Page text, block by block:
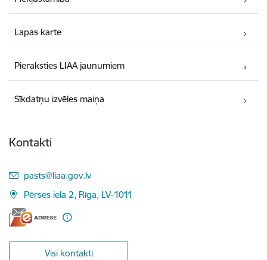
Lapas karte
Pieraksties LIAA jaunumiem
Sīkdatņu izvēles maiņa
Kontakti
E-pasts:
pasts@liaa.gov.lv
Pērses iela 2, Rīga, LV-1011
Visi kontakti